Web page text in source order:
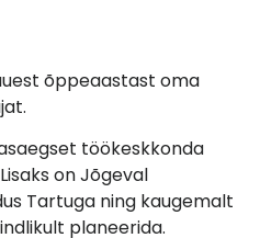
õppeaastast oma
töökeskkonda
on Jõgeval
Tartuga ning kaugemalt
planeerida.